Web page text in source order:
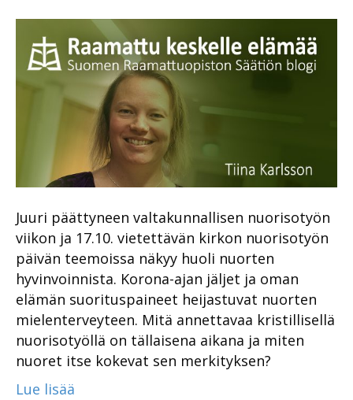
Juuri päättyneen valtakunnallisen nuorisotyön
viikon ja 17.10. vietettävän kirkon nuorisotyön
päivän teemoissa näkyy huoli nuorten
hyvinvoinnista. Korona-ajan jäljet ja oman
elämän suorituspaineet heijastuvat nuorten
mielenterveyteen. Mitä annettavaa kristillisellä
nuorisotyöllä on tällaisena aikana ja miten
nuoret itse kokevat sen merkityksen?
Lue lisää